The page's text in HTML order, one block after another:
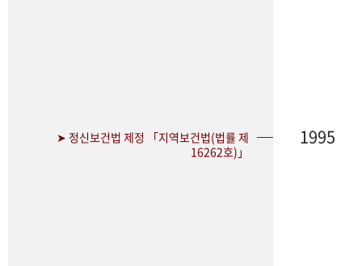
➤ 정신보건법 제정 「지역보건법(법률 제
16262호)」
1995